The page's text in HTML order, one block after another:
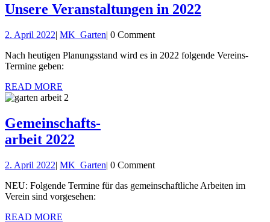
Unsere Veranstaltungen in 2022
2022
2. April 20222.
2022
| MK_GartenMK_Garten
| 0 Comment
Nach heutigen Planungsstand wird es in 2022 folgende Vereins-
Termine geben:
READ MORE
MORE
Gemeinschafts-
arbeit 2022
2022
2. April 20222.
2022
| MK_GartenMK_Garten
| 0 Comment
NEU: Folgende Termine für das gemeinschaftliche Arbeiten im
Verein sind vorgesehen:
READ MORE